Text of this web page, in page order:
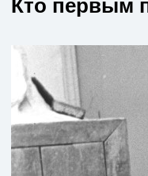
Кто первым